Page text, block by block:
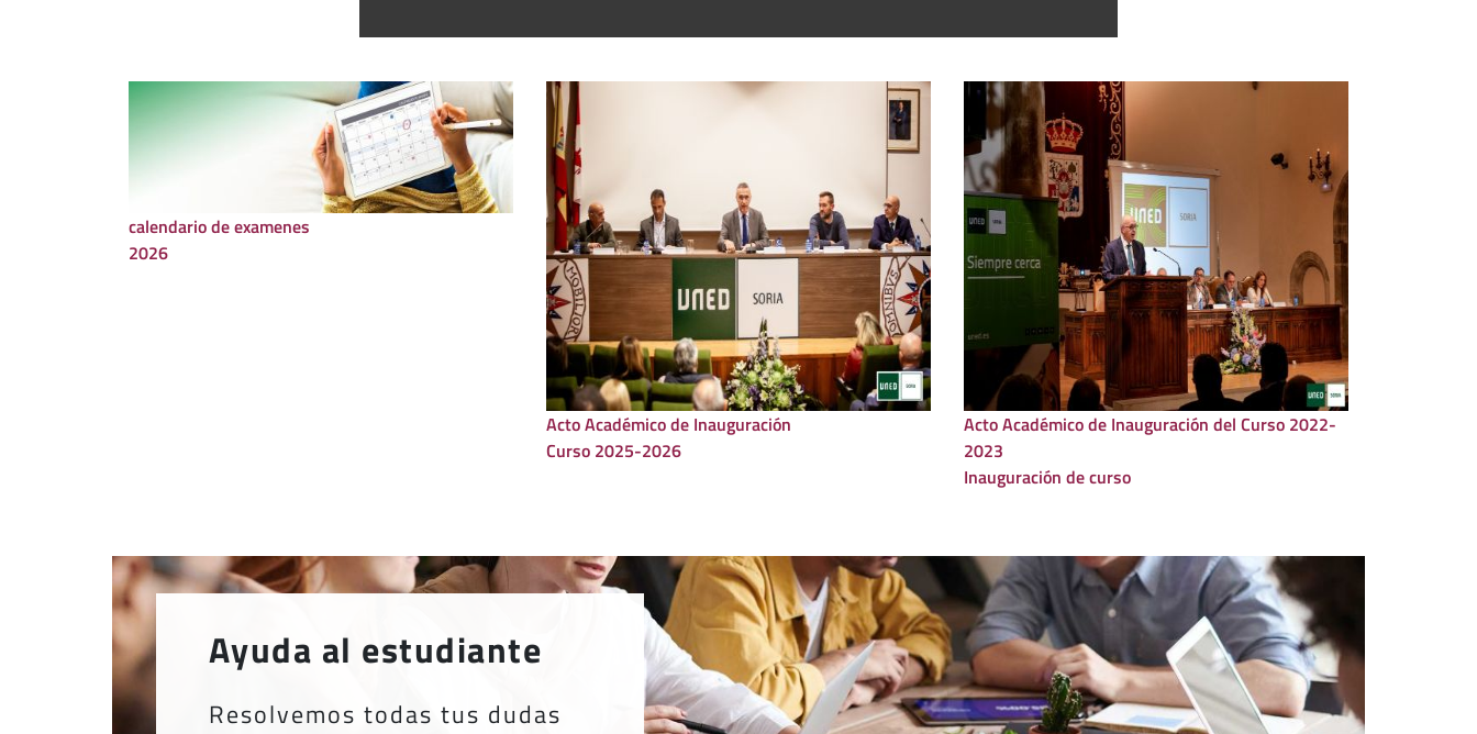
calendario de examenes
2026
Acto Académico de Inauguración
Curso 2025-2026
Acto Académico de Inauguración del Curso 2022-
2023
Inauguración de curso
Ayuda al estudiante
Resolvemos todas tus dudas